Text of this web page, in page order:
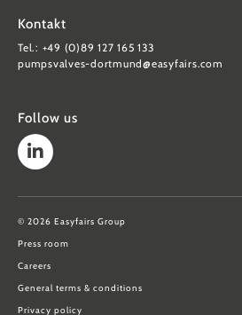
Kontakt
Tel.: +49 (0)89 127 165 133
pumpsvalves-dortmund@easyfairs.com
Follow us
© 2026 Easyfairs Group
Press room
Careers
General terms & conditions
Privacy policy